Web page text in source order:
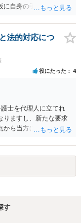
に自身の子であったと
、依頼をするかしない
をされたほうが良いで
法的対応につ
役にたった 4
士を代理人に立てれ
りますし、新たな要求
から当方に支払うべき
くことになります。 こ
書面しておくことで
貸し借りが無いことを
でおくことです。 お金
す